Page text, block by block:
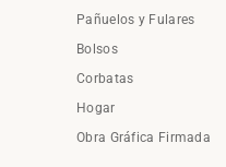
Pañuelos y Fulares
Bolsos
Corbatas
Hogar
Obra Gráfica Firmada